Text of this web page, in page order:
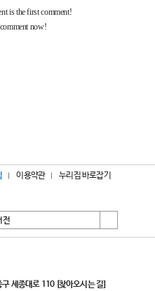
이용약관 누리집 바로잡기
전
구 세종대로 110 [찾아오시는 길]